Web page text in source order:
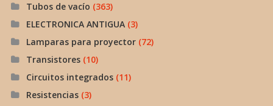
Tubos de vacío (363)
ELECTRONICA ANTIGUA (3)
Lamparas para proyector (72)
Transistores (10)
Circuitos integrados (11)
Resistencias (3)